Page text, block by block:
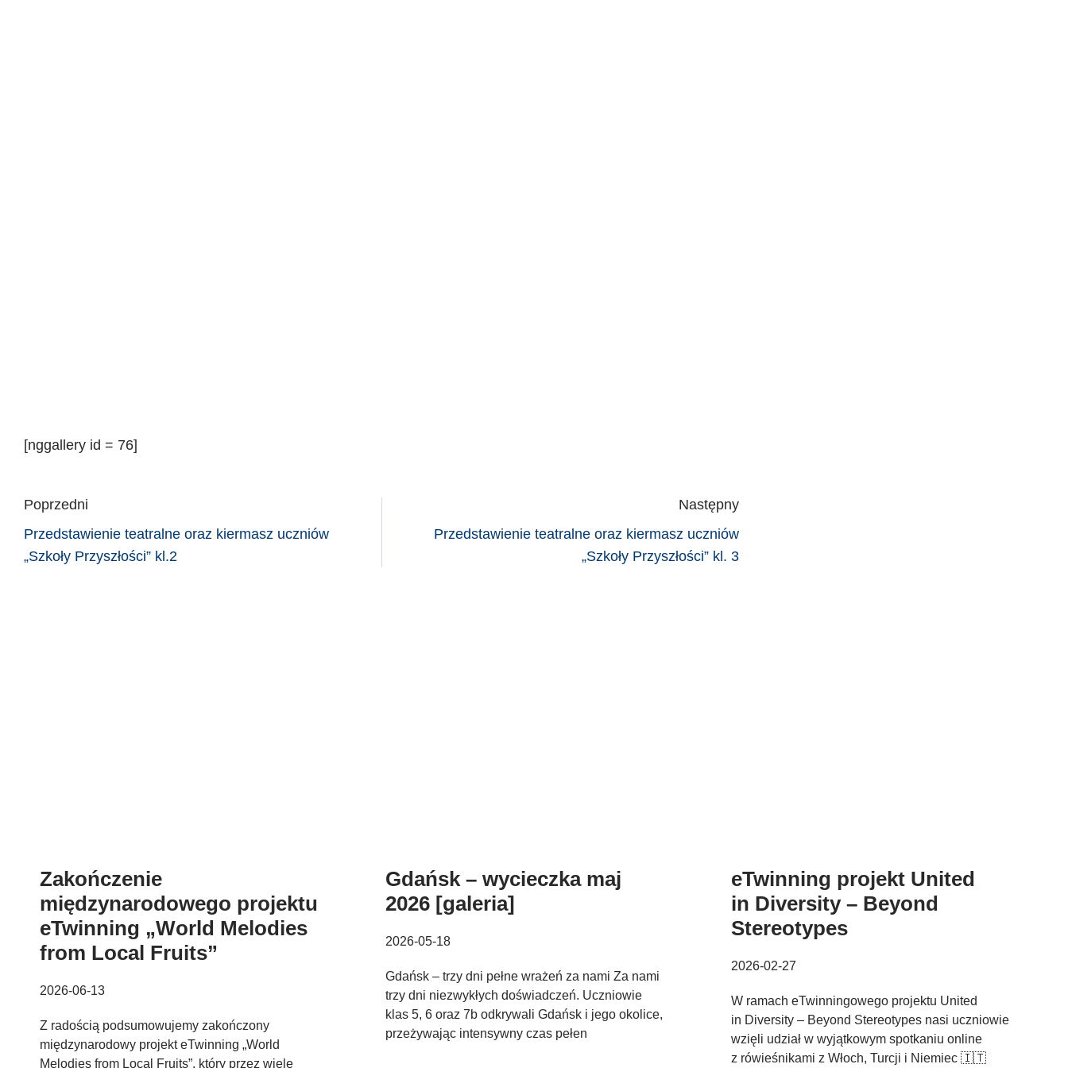
[nggallery id = 76]
Poprzedni
Przedstawienie teatralne oraz kiermasz uczniów
„Szkoły Przyszłości” kl.2
Następny
Przedstawienie teatralne oraz kiermasz uczniów
„Szkoły Przyszłości” kl. 3
Zakończenie
międzynarodowego projektu
eTwinning „World Melodies
from Local Fruits”
2026-06-13
Z radością podsumowujemy zakończony
międzynarodowy projekt eTwinning „World
Melodies from Local Fruits”, który przez wiele
Gdańsk – wycieczka maj
2026 [galeria]
2026-05-18
Gdańsk – trzy dni pełne wrażeń za nami Za nami
trzy dni niezwykłych doświadczeń. Uczniowie
klas 5, 6 oraz 7b odkrywali Gdańsk i jego okolice,
przeżywając intensywny czas pełen
eTwinning projekt United
in Diversity – Beyond
Stereotypes
2026-02-27
W ramach eTwinningowego projektu United
in Diversity – Beyond Stereotypes nasi uczniowie
wzięli udział w wyjątkowym spotkaniu online
z rówieśnikami z Włoch, Turcji i Niemiec 🇮🇹